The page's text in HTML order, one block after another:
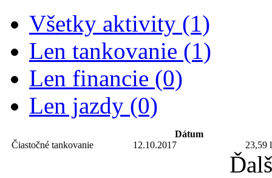
Všetky aktivity (1)
Len tankovanie (1)
Len financie (0)
Len jazdy (0)
Dátum
Čiastočné tankovanie
12.10.2017 23,59 l